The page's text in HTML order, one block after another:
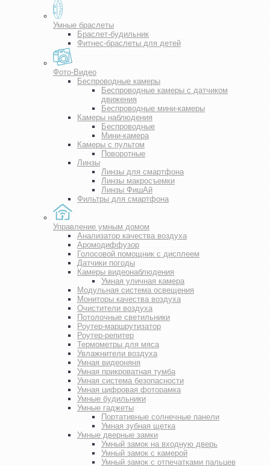
Умные браслеты
Браслет-будильник
Фитнес-браслеты для детей
Фото-Видео
Беспроводные камеры
Беспроводные камеры с датчиком
движения
Беспроводные мини-камеры
Камеры наблюдения
Беспроводные
Мини-камера
Камеры с пультом
Поворотные
Линзы
Линзы для смартфона
Линзы макросъемки
Линзы ФишАй
Фильтры для смартфона
Управление умным домом
Анализатор качества воздуха
Аромодиффузор
Голосовой помощник с дисплеем
Датчики погоды
Камеры видеонаблюдения
Умная уличная камера
Модульная система освещения
Мониторы качества воздуха
Очистители воздуха
Потолочные светильники
Роутер-маршрутизатор
Роутер-репитер
Термометры для мяса
Увлажнители воздуха
Умная видеоняня
Умная прикроватная тумба
Умная система безопасности
Умная цифровая фоторамка
Умные будильники
Умные гаджеты
Портативные солнечные панели
Умная зубная щетка
Умные дверные замки
Умный замок на входную дверь
Умный замок с камерой
Умный замок с отпечатками пальцев